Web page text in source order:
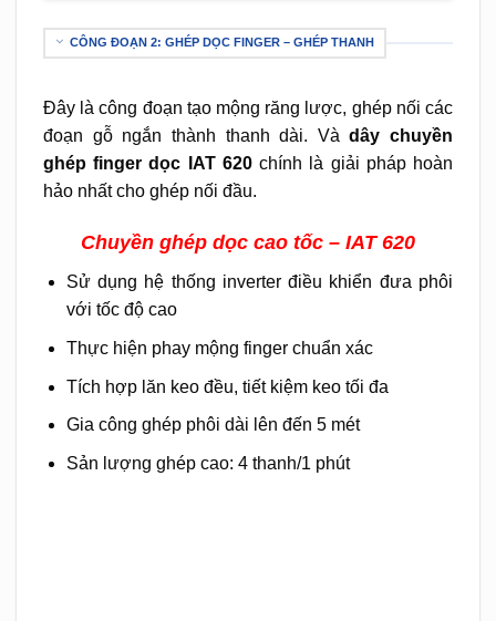
CÔNG ĐOẠN 2: GHÉP DỌC FINGER – GHÉP THANH
Đây là công đoạn tạo mộng răng lược, ghép nối các
đoạn gỗ ngắn thành thanh dài. Vàdây chuyền
ghép finger dọc IAT 620chính là giải pháp hoàn
hảo nhất cho ghép nối đầu.
Chuyền ghép dọc cao tốc – IAT 620
Sử dụng hệ thống inverter điều khiển đưa phôi
với tốc độ cao
Thực hiện phay mộng finger chuẩn xác
Tích hợp lăn keo đều, tiết kiệm keo tối đa
Gia công ghép phôi dài lên đến 5 mét
Sản lượng ghép cao: 4 thanh/1 phút